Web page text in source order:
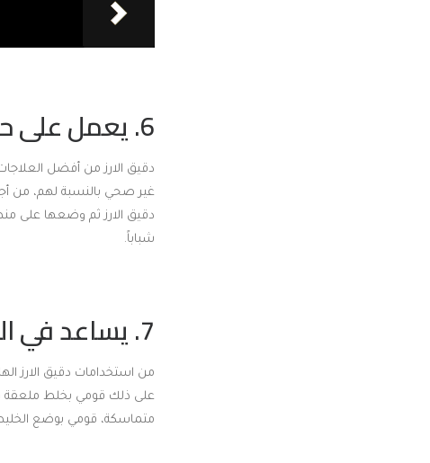
6. يعمل على حل الهالات السوداء:
دقيق الارز من أفضل
غير صحي بالنسبة لهم، من
دقيق الارز ثم وضعها على
شباباً.
7. يساعد في التخلص من الحبوب الموجودة في البشرة:
من استخدامات دقيق الارز
على ذلك قومي بخلط ملعقة
متماسكة، قومي بوضع